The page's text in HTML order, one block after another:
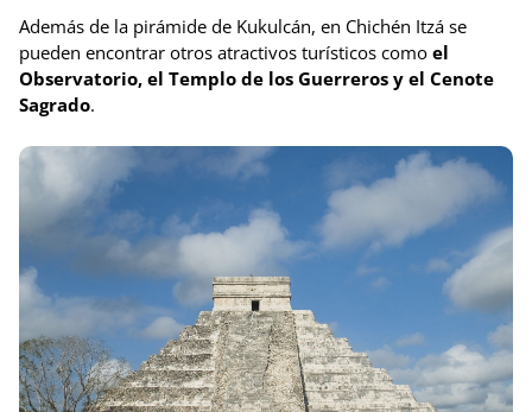
Además de la pirámide de Kukulcán, en Chichén Itzá se
pueden encontrar otros atractivos turísticos como el
Observatorio, el Templo de los Guerreros y el Cenote
Sagrado.